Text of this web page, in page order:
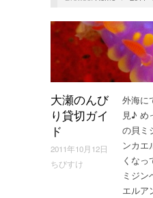
大瀬のんび
り貸切ガイ
ド
2011年10月12日
ちびすけ
外海に
見♪ め
の貝ミ
ンカエ
くな
ミジン
エルア